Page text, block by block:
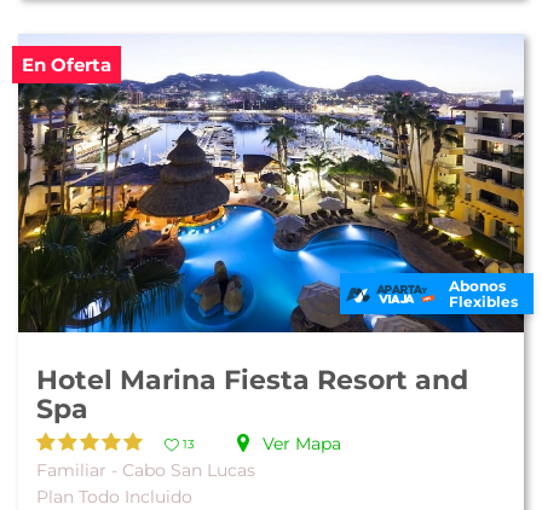
En Oferta
Abonos
Flexibles
Hotel Marina Fiesta Resort and
Spa
13
Ver Mapa
Familiar - Cabo San Lucas
Plan Todo Incluido